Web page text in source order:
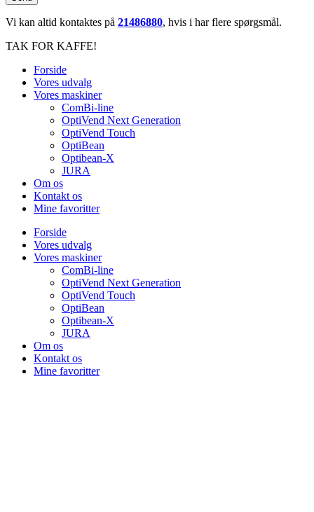
Vi kan altid kontaktes på 21486880, hvis i har flere spørgsmål.
TAK FOR KAFFE!
Forside
Vores udvalg
Vores maskiner
ComBi-line
OptiVend Next Generation
OptiVend Touch
OptiBean
Optibean-X
JURA
Om os
Kontakt os
Mine favoritter
Forside
Vores udvalg
Vores maskiner
ComBi-line
OptiVend Next Generation
OptiVend Touch
OptiBean
Optibean-X
JURA
Om os
Kontakt os
Mine favoritter